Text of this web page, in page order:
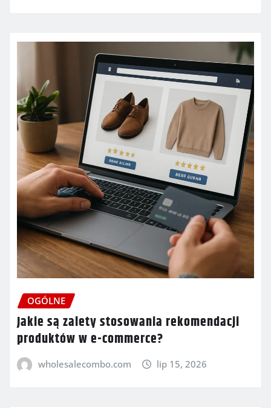
OGÓLNE
Jakie są zalety stosowania rekomendacji
produktów w e-commerce?
wholesalecombo.com lip 15, 2026